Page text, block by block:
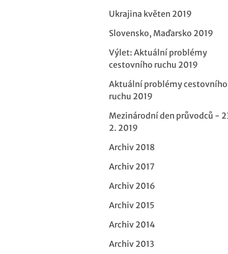
Ukrajina květen 2019
Slovensko, Maďarsko 2019
Výlet: Aktuální problémy
cestovního ruchu 2019
Aktuální problémy cestovního
ruchu 2019
Mezinárodní den průvodců -
2. 2019
Archiv 2018
Archiv 2017
Archiv 2016
Archiv 2015
Archiv 2014
Archiv 2013